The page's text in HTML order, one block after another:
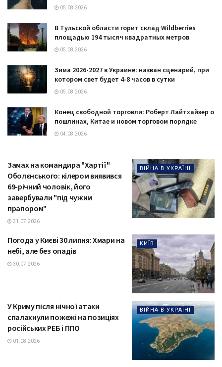
05.08.2026
В Тульской области горит склад Wildberries
площадью 194 тысяч квадратных метров
05.08.2026
Зима 2026-2027 в Украине: назван сценарий, при
котором свет будет 4-8 часов в сутки
05.08.2026
Конец свободной торговли: Роберт Лайтхайзер о
пошлинах, Китае и новом торговом порядке
04.08.2026
ВІЙНА В УКРАЇНІ
Замах на командира "Хартії"
Оболєнського: кілером виявився
69-річний чоловік, його
завербували "під чужим
прапором"
31.07.2026
КИЇВ
Погода у Києві 30 липня: Хмари на
небі, але без опадів
30.07.2026
ВІЙНА В УКРАЇНІ
У Криму після нічної атаки
спалахнули пожежі на позиціях
російських РЕБ і ППО
01.08.2026